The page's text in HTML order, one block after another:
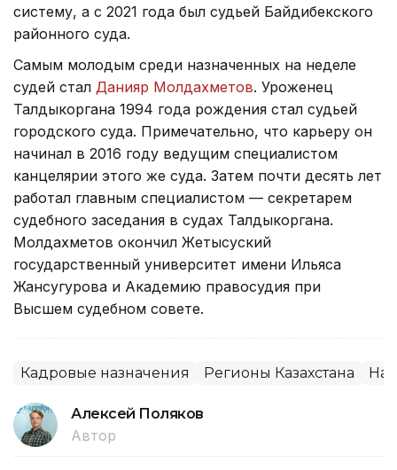
систему, а с 2021 года был судьей Байдибекского
районного суда.
Самым молодым среди назначенных на неделе
судей стал Данияр Молдахметов. Уроженец
Талдыкоргана 1994 года рождения стал судьей
городского суда. Примечательно, что карьеру он
начинал в 2016 году ведущим специалистом
канцелярии этого же суда. Затем почти десять лет
работал главным специалистом — секретарем
судебного заседания в судах Талдыкоргана.
Молдахметов окончил Жетысуский
государственный университет имени Ильяса
Жансугурова и Академию правосудия при
Высшем судебном совете.
Кадровые назначения Регионы Казахстана
Алексей Поляков
Автор